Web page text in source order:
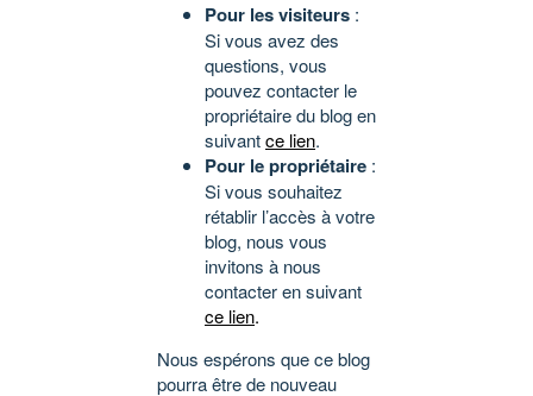
Pour les visiteurs :
Si vous avez des
questions, vous
pouvez contacter le
propriétaire du blog en
suivantce lien.
Pour le propriétaire :
Si vous souhaitez
rétablir l’accès à votre
blog, nous vous
invitons à nous
contacter en suivant
ce lien.
Nous espérons que ce blog
pourra être de nouveau